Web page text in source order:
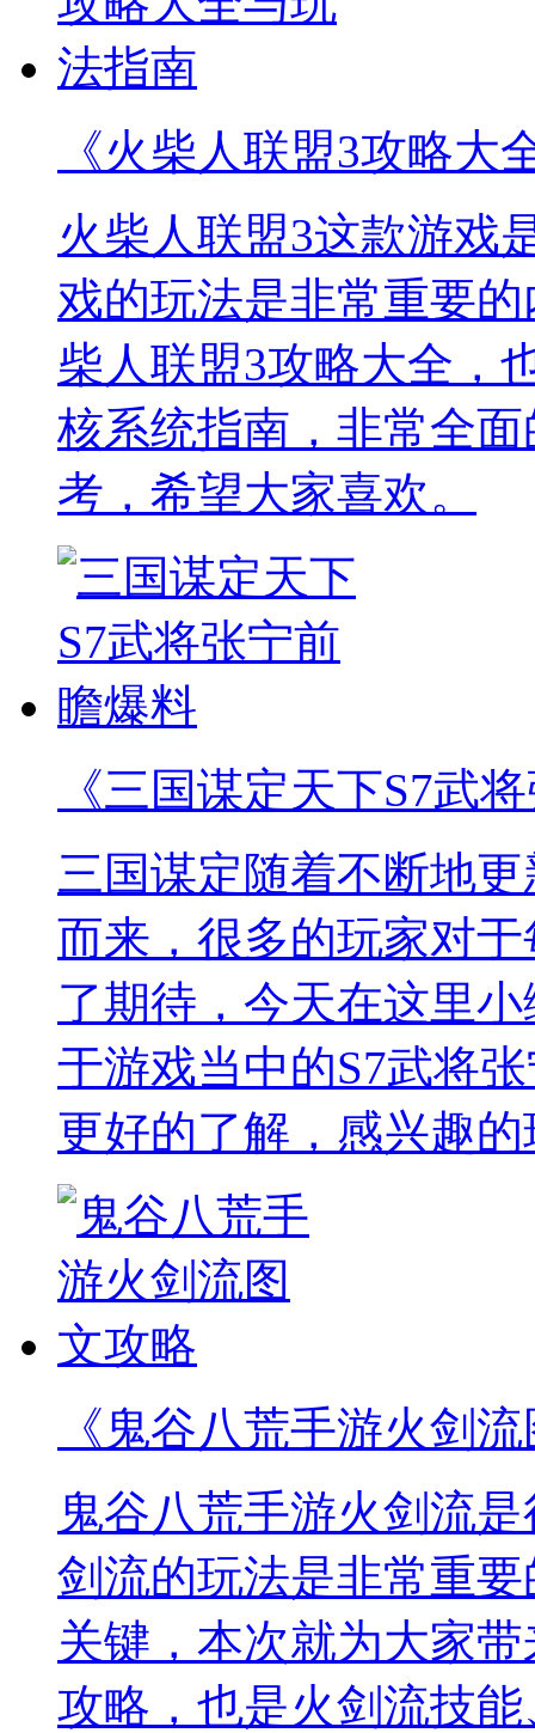
《火柴人联盟3攻略大
火柴人联盟3这款游戏
戏的玩法是非常重要
柴人联盟3攻略大全，
核系统指南，非常全
考，希望大家喜欢。
《三国谋定天下S7武
三国谋定随着不断地
而来，很多的玩家对
了期待，今天在这里
于游戏当中的S7武将
更好的了解，感兴趣
《鬼谷八荒手游火剑
鬼谷八荒手游火剑流
剑流的玩法是非常重
关键，本次就为大家
攻略，也是火剑流技